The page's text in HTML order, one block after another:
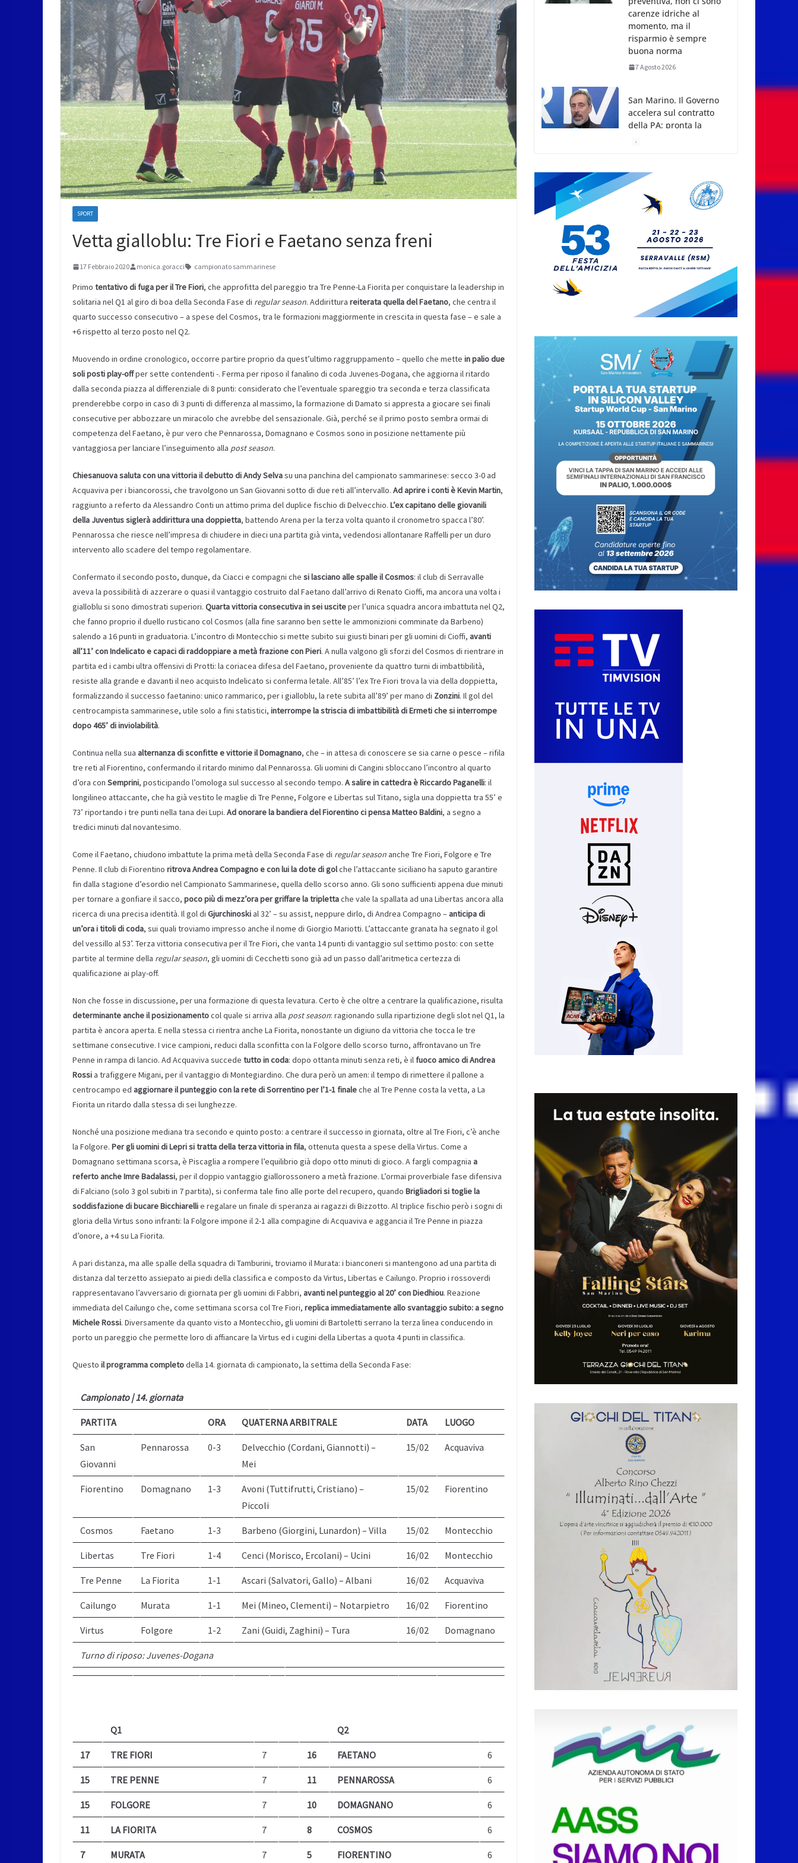
SPORT
Vetta gialloblu: Tre Fiori e Faetano senza freni
17 Febbraio 2020 monica.goracci campionato sammarinese
Primo tentativo di fuga per il Tre Fiori, che approfitta del pareggio tra Tre Penne-La Fiorita per conquistare la leadership in
solitaria nel Q1 al giro di boa della Seconda Fase di regular season. Addirittura reiterata quella del Faetano, che centra il
quarto successo consecutivo – a spese del Cosmos, tra le formazioni maggiormente in crescita in questa fase – e sale a
+6 rispetto al terzo posto nel Q2.
Muovendo in ordine cronologico, occorre partire proprio da quest’ultimo raggruppamento – quello che mette in palio due
soli posti play-offper sette contendenti -. Ferma per riposo il fanalino di coda Juvenes-Dogana, che aggiorna il ritardo
dalla seconda piazza al differenziale di 8 punti: considerato che l’eventuale spareggio tra seconda e terza classificata
prenderebbe corpo in caso di 3 punti di differenza al massimo, la formazione di Damato si appresta a giocare sei finali
consecutive per abbozzare un miracolo che avrebbe del sensazionale. Già, perché se il primo posto sembra ormai di
competenza del Faetano, è pur vero che Pennarossa, Domagnano e Cosmos sono in posizione nettamente più
vantaggiosa per lanciare l’inseguimento alla post season.
Chiesanuova saluta con una vittoria il debutto di Andy Selvasu una panchina del campionato sammarinese: secco 3-0 ad
Acquaviva per i biancorossi, che travolgono un San Giovanni sotto di due reti all’intervallo. Ad aprire i conti è Kevin Martin,
raggiunto a referto da Alessandro Conti un attimo prima del duplice fischio di Delvecchio. L’ex capitano delle giovanili
della Juventus siglerà addirittura una doppietta, battendo Arena per la terza volta quanto il cronometro spacca l’80’.
Pennarossa che riesce nell’impresa di chiudere in dieci una partita già vinta, vedendosi allontanare Raffelli per un duro
intervento allo scadere del tempo regolamentare.
Confermato il secondo posto, dunque, da Ciacci e compagni che si lasciano alle spalle il Cosmos: il club di Serravalle
aveva la possibilità di azzerare o quasi il vantaggio costruito dal Faetano dall’arrivo di Renato Cioffi, ma ancora una volta i
gialloblu si sono dimostrati superiori. Quarta vittoria consecutiva in sei usciteper l’unica squadra ancora imbattuta nel Q2,
che fanno proprio il duello rusticano col Cosmos (alla fine saranno ben sette le ammonizioni comminate da Barbeno)
salendo a 16 punti in graduatoria. L’incontro di Montecchio si mette subito sui giusti binari per gli uomini di Cioffi, avanti
all’11’ con Indelicato e capaci di raddoppiare a metà frazione con Pieri. A nulla valgono gli sforzi del Cosmos di rientrare in
partita ed i cambi ultra offensivi di Protti: la coriacea difesa del Faetano, proveniente da quattro turni di imbattibilità,
resiste alla grande e davanti il neo acquisto Indelicato si conferma letale. All’85’ l’ex Tre Fiori trova la via della doppietta,
formalizzando il successo faetanino: unico rammarico, per i gialloblu, la rete subita all’89’ per mano di Zonzini. Il gol del
centrocampista sammarinese, utile solo a fini statistici, interrompe la striscia di imbattibilità di Ermeti che si interrompe
dopo 465’ di inviolabilità.
Continua nella sua alternanza di sconfitte e vittorie il Domagnano, che – in attesa di conoscere se sia carne o pesce – rifila
tre reti al Fiorentino, confermando il ritardo minimo dal Pennarossa. Gli uomini di Cangini sbloccano l’incontro al quarto
d’ora con Semprini, posticipando l’omologa sul successo al secondo tempo. A salire in cattedra è Riccardo Paganelli: il
longilineo attaccante, che ha già vestito le maglie di Tre Penne, Folgore e Libertas sul Titano, sigla una doppietta tra 55’ e
73’ riportando i tre punti nella tana dei Lupi. Ad onorare la bandiera del Fiorentino ci pensa Matteo Baldini, a segno a
tredici minuti dal novantesimo.
Come il Faetano, chiudono imbattute la prima metà della Seconda Fase di regular season anche Tre Fiori, Folgore e Tre
Penne. Il club di Fiorentino ritrova Andrea Compagno e con lui la dote di golche l’attaccante siciliano ha saputo garantire
fin dalla stagione d’esordio nel Campionato Sammarinese, quella dello scorso anno. Gli sono sufficienti appena due minuti
per tornare a gonfiare il sacco, poco più di mezz’ora per griffare la triplettache vale la spallata ad una Libertas ancora alla
ricerca di una precisa identità. Il gol di Gjurchinoski al 32’ – su assist, neppure dirlo, di Andrea Compagno –anticipa di
un’ora i titoli di coda, sui quali troviamo impresso anche il nome di Giorgio Mariotti. L’attaccante granata ha segnato il gol
del vessillo al 53’. Terza vittoria consecutiva per il Tre Fiori, che vanta 14 punti di vantaggio sul settimo posto: con sette
partite al termine della regular season, gli uomini di Cecchetti sono già ad un passo dall’aritmetica certezza di
qualificazione ai play-off.
Non che fosse in discussione, per una formazione di questa levatura. Certo è che oltre a centrare la qualificazione, risulta
determinante anche il posizionamentocol quale si arriva alla post season: ragionando sulla ripartizione degli slot nel Q1, la
partita è ancora aperta. E nella stessa ci rientra anche La Fiorita, nonostante un digiuno da vittoria che tocca le tre
settimane consecutive. I vice campioni, reduci dalla sconfitta con la Folgore dello scorso turno, affrontavano un Tre
Penne in rampa di lancio. Ad Acquaviva succede tutto in coda: dopo ottanta minuti senza reti, è il fuoco amico di Andrea
Rossi a trafiggere Migani, per il vantaggio di Montegiardino. Che dura però un amen: il tempo di rimettere il pallone a
centrocampo ed aggiornare il punteggio con la rete di Sorrentino per l’1-1 finaleche al Tre Penne costa la vetta, a La
Fiorita un ritardo dalla stessa di sei lunghezze.
Nonché una posizione mediana tra secondo e quinto posto: a centrare il successo in giornata, oltre al Tre Fiori, c’è anche
la Folgore. Per gli uomini di Lepri si tratta della terza vittoria in fila, ottenuta questa a spese della Virtus. Come a
Domagnano settimana scorsa, è Piscaglia a rompere l’equilibrio già dopo otto minuti di gioco. A fargli compagnia a
referto anche Imre Badalassi, per il doppio vantaggio giallorossonero a metà frazione. L’ormai proverbiale fase difensiva
di Falciano (solo 3 gol subiti in 7 partita), si conferma tale fino alle porte del recupero, quando Brigliadori si toglie la
soddisfazione di bucare Bicchiarellie regalare un finale di speranza ai ragazzi di Bizzotto. Al triplice fischio però i sogni di
gloria della Virtus sono infranti: la Folgore impone il 2-1 alla compagine di Acquaviva e aggancia il Tre Penne in piazza
d’onore, a +4 su La Fiorita.
A pari distanza, ma alle spalle della squadra di Tamburini, troviamo il Murata: i bianconeri si mantengono ad una partita di
distanza dal terzetto assiepato ai piedi della classifica e composto da Virtus, Libertas e Cailungo. Proprio i rossoverdi
rappresentavano l’avversario di giornata per gli uomini di Fabbri, avanti nel punteggio al 20’ con Diedhiou. Reazione
immediata del Cailungo che, come settimana scorsa col Tre Fiori, replica immediatamente allo svantaggio subito: a segno
Michele Rossi. Diversamente da quanto visto a Montecchio, gli uomini di Bartoletti serrano la terza linea conducendo in
porto un pareggio che permette loro di affiancare la Virtus ed i cugini della Libertas a quota 4 punti in classifica.
Questo il programma completodella 14. giornata di campionato, la settima della Seconda Fase:
Campionato | 14. giornata
PARTITA ORA QUATERNA ARBITRALE DATA LUOGO
San
Giovanni
Pennarossa 0-3
Delvecchio (Cordani, Giannotti) –
Mei
15/02 Acquaviva
Fiorentino Domagnano 1-3
Avoni (Tuttifrutti, Cristiano) –
Piccoli
15/02 Fiorentino
Cosmos Faetano 1-3 Barbeno (Giorgini, Lunardon) – Villa 15/02 Montecchio
Libertas Tre Fiori 1-4 Cenci (Morisco, Ercolani) – Ucini 16/02 Montecchio
Tre Penne La Fiorita 1-1 Ascari (Salvatori, Gallo) – Albani 16/02 Acquaviva
Cailungo Murata 1-1 Mei (Mineo, Clementi) – Notarpietro 16/02 Fiorentino
Virtus Folgore 1-2 Zani (Guidi, Zaghini) – Tura 16/02 Domagnano
Turno di riposo: Juvenes-Dogana
Q1 Q2
17 TRE FIORI 7 16 FAETANO 6
15 TRE PENNE 7 11 PENNAROSSA 6
15 FOLGORE 7 10 DOMAGNANO 6
11 LA FIORITA 7 8 COSMOS 6
7 MURATA 7 5 FIORENTINO 6
carenze idriche al
momento, ma il
risparmio è sempre
buona norma
7 Agosto 2026
San Marino. Il Governo
accelera sul contratto
della PA: pronta la
San Marino. A
settant’anni dal rogo di
Marcinelle: la memoria
lezione della storia per
la tutela del lavoro
7 Agosto 2026
Taranto 2026, la
delegazione
dai Capitani
Reggenti.Valentina
Venerucci e Jacopo
Frisoni i due
portabandiera
7 Agosto 2026
L’Associazione
Frontalieri Italia San
Marino incontra
l’Ambasciatore
Colaceci per un
confronto su diritti e
discriminazioni a
scapito dei lavoratori
7 Agosto 2026